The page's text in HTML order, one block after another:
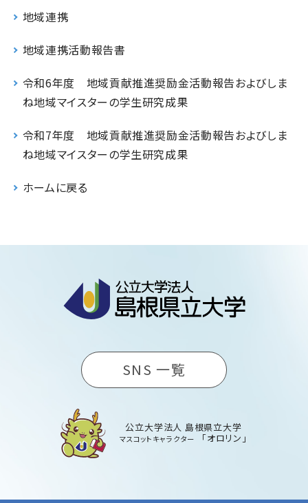
地域連携
地域連携活動報告書
令和6年度 地域貢献推進奨励金活動報告およびしま
ね地域マイスターの学生研究成果
令和7年度 地域貢献推進奨励金活動報告およびしま
ね地域マイスターの学生研究成果
ホームに戻る
SNS 一覧
公立大学法人 島根県立大学
マスコットキャラクター 「オロリン」